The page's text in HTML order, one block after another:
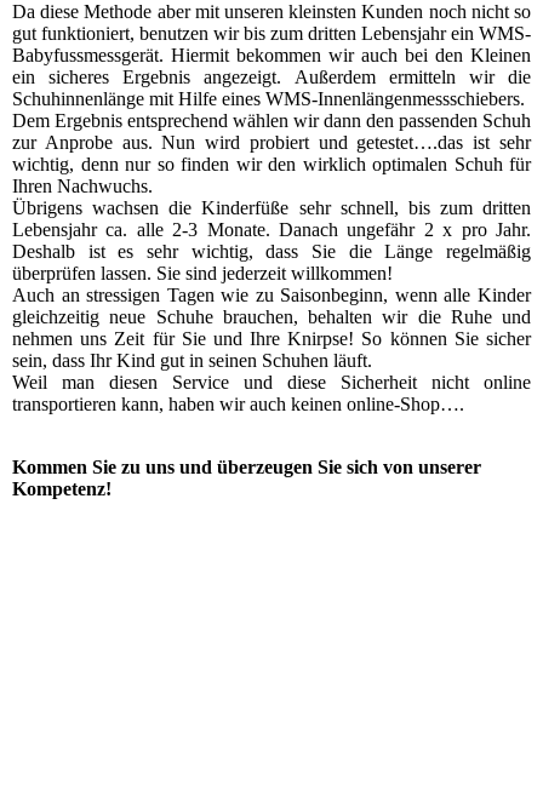
Da diese Methode aber mit unseren kleinsten Kunden noch nicht so
gut funktioniert, benutzen wir bis zum dritten Lebensjahr ein WMS-
Babyfussmessgerät. Hiermit bekommen wir auch bei den Kleinen
ein sicheres Ergebnis angezeigt. Außerdem ermitteln wir die
Schuhinnenlänge mit Hilfe eines WMS-Innenlängenmessschiebers.
Dem Ergebnis entsprechend wählen wir dann den passenden Schuh
zur Anprobe aus. Nun wird probiert und getestet….das ist sehr
wichtig, denn nur so finden wir den wirklich optimalen Schuh für
Ihren Nachwuchs.
Übrigens wachsen die Kinderfüße sehr schnell, bis zum dritten
Lebensjahr ca. alle 2-3 Monate. Danach ungefähr 2 x pro Jahr.
Deshalb ist es sehr wichtig, dass Sie die Länge regelmäßig
überprüfen lassen. Sie sind jederzeit willkommen!
Auch an stressigen Tagen wie zu Saisonbeginn, wenn alle Kinder
gleichzeitig neue Schuhe brauchen, behalten wir die Ruhe und
nehmen uns Zeit für Sie und Ihre Knirpse! So können Sie sicher
sein, dass Ihr Kind gut in seinen Schuhen läuft.
Weil man diesen Service und diese Sicherheit nicht online
transportieren kann, haben wir auch keinen online-Shop….
Kommen Sie zu uns und überzeugen Sie sich von unserer
Kompetenz!